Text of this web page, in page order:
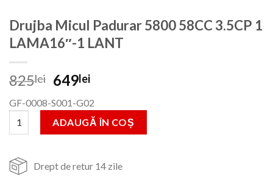
Drujba Micul Padurar 5800 58CC 3.5CP 1
LAMA16″-1 LANT
825lei Prețul
a
fost:
825lei.
649leiPrețul
este:
649lei.
GF-0008-S001-G02
Cantitate Drujba Micul Padurar 5800 58CC 3.5CP 1 LAMA16"-1
ADAUGĂ ÎN COȘ
Drept de retur 14 zile